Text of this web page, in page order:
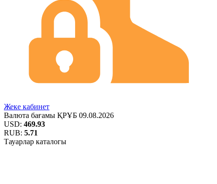
Жеке кабинет
Валюта бағамы ҚРҰБ 09.08.2026
USD: 469.93
RUB: 5.71
Тауарлар каталогы